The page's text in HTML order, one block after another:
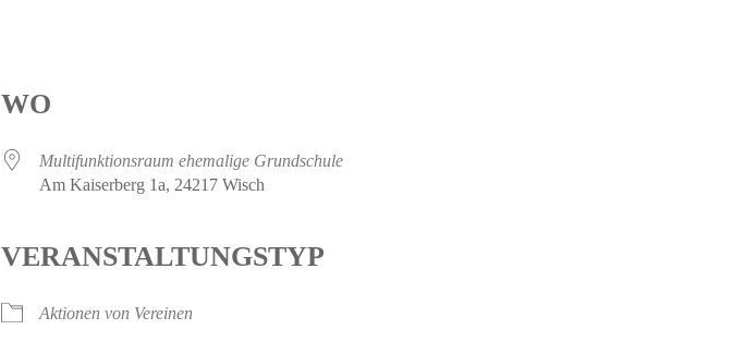
WO
Multifunktionsraum ehemalige Grundschule
Am Kaiserberg 1a, 24217 Wisch
VERANSTALTUNGSTYP
Aktionen von Vereinen